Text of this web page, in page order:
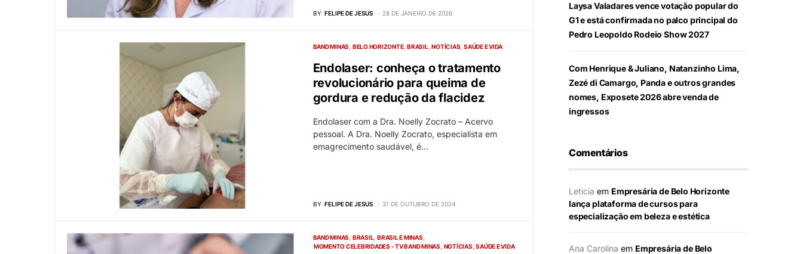
BY FELIPE DE JESUS 28 DE JANEIRO DE 2026
BAND MINAS BELO HORIZONTE BRASIL NOTÍCIAS SAÚDE E VIDA
Endolaser: conheça o tratamento
revolucionário para queima de
gordura e redução da flacidez
Endolaser com a Dra. Noelly Zocrato – Acervo
pessoal. A Dra. Noelly Zocrato, especialista em
emagrecimento saudável, é…
BY FELIPE DE JESUS 31 DE OUTUBRO DE 2024
BAND MINAS BRASIL BRASIL E MINAS
MOMENTO CELEBRIDADES - TV BAND MINAS NOTÍCIAS SAÚDE E VIDA
Laysa Valadares vence votação popular do
G1 e está confirmada no palco principal do
Pedro Leopoldo Rodeio Show 2027
Com Henrique & Juliano, Natanzinho Lima,
Zezé di Camargo, Panda e outros grandes
nomes, Exposete 2026 abre venda de
ingressos
Comentários
Leticia em Empresária de Belo Horizonte
lança plataforma de cursos para
especialização em beleza e estética
Ana Carolina em Empresária de Belo